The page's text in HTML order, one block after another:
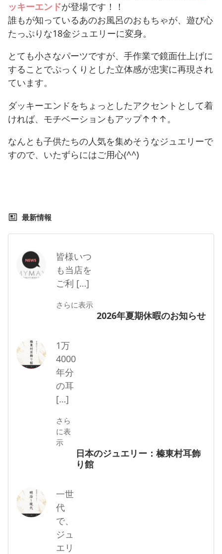
ッキーエンドが登場です！！
誰もが知っているあのお風呂のおもちゃが、遊び心
たっぷりな18金ジュエリーに変身。
とても小さなパーツですが、手作業で鏡面仕上げに
することでぷっくりとした立体感が忠実に再現され
ています。
ダッキーエンドをちょっとしたアクセントとして着
ければ、モチベーションもアップ↑↑↑。
なんとも子供たちの人気を集めそうなジュエリーで
すので、いたずらにはご用心(^^)
最新情報
2026年夏期休暇のお知らせ
皆様いつ
も当店を
ご利 […]
さらに表示
日本のジュエリー：榛東村耳飾
り館
1万
4000
年分
の耳
[…]
さら
に表
示
一世
代
で、
ジュ
エリ